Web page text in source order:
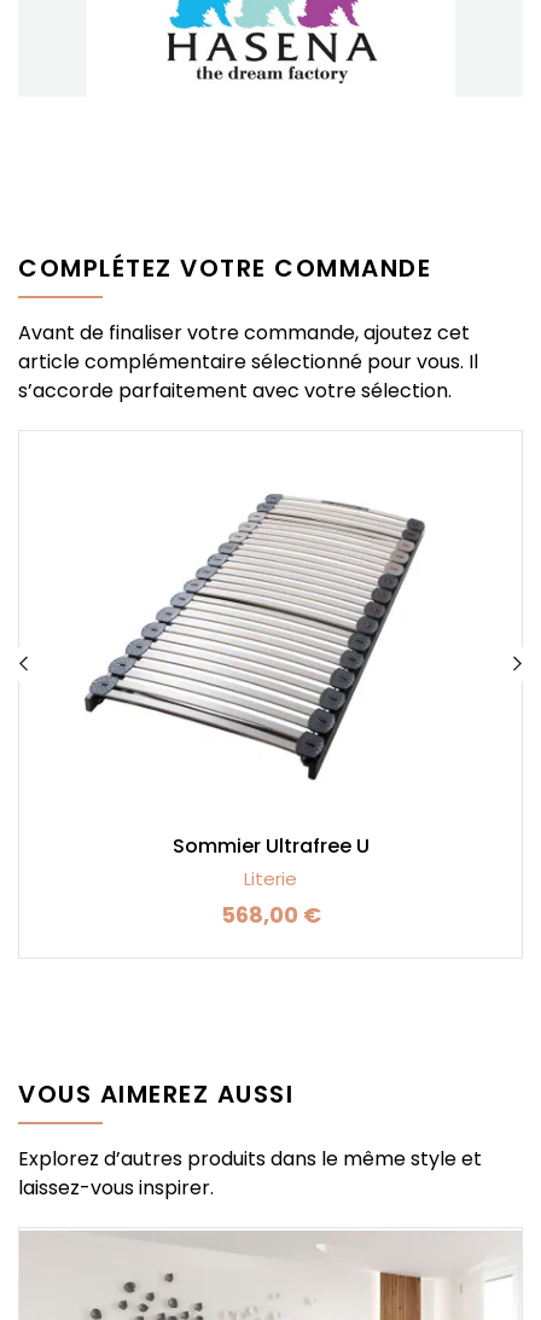
COMPLÉTEZ VOTRE COMMANDE
Avant de finaliser votre commande, ajoutez cet
article complémentaire sélectionné pour vous. Il
s’accorde parfaitement avec votre sélection.
Sommier Ultrafree U
Literie
Prix
568,00 €
VOUS AIMEREZ AUSSI
Explorez d’autres produits dans le même style et
laissez-vous inspirer.